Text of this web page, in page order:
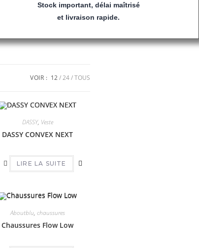
Stock important, délai maîtrisé
et livraison rapide.
VOIR : 12 24 TOUS
DASSY, Veste
DASSY CONVEX NEXT
LIRE LA SUITE
Aboutblu, chaussures
Chaussures Flow Low